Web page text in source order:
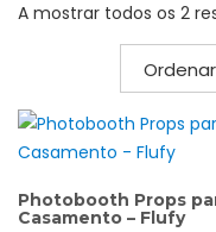
A mostrar todos os 2
Photobooth Props
Casamento – Flufy